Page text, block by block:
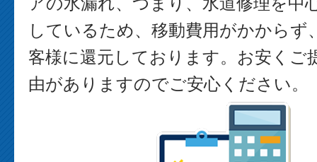
しているため、移動費用がかからず
客様に還元しております。お安くご
由がありますのでご安心ください。